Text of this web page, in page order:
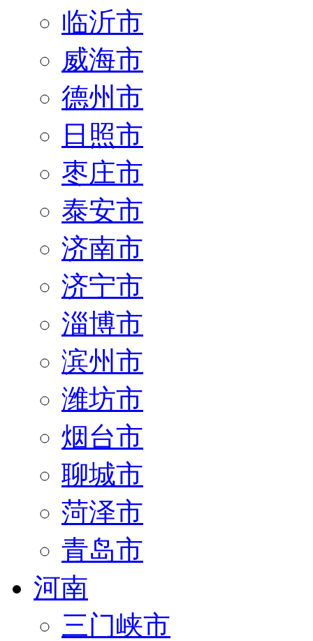
临沂市
威海市
德州市
日照市
枣庄市
泰安市
济南市
济宁市
淄博市
滨州市
潍坊市
烟台市
聊城市
菏泽市
青岛市
河南
三门峡市